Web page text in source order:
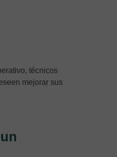
técnicos
mejorar sus